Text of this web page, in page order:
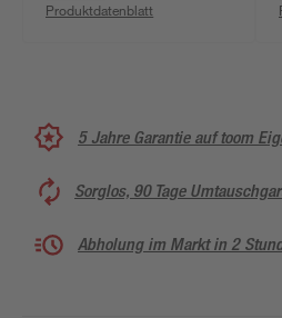
Produktdatenblatt
5 Jahre Garantie auf toom
Sorglos, 90 Tage
Abholung im Markt in 2